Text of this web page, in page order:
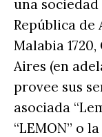
una
República
Malabia
Aires (en
provee sus
asociada
“LEMON” o la